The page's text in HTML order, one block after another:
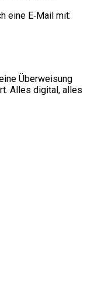
eine E‑Mail mit:
Überweisung
Alles digital, alles